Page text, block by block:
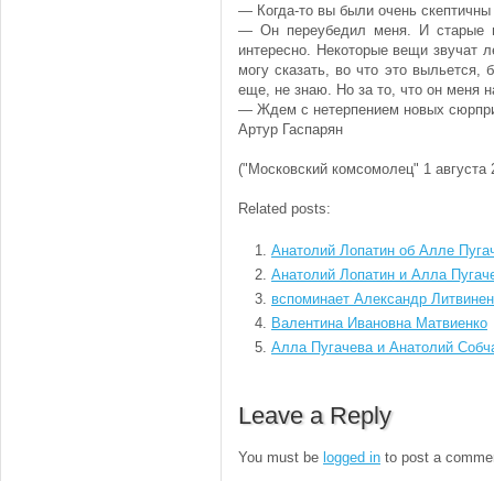
— Когда-то вы были очень
— Он переубедил меня. И старые
интересно. Некоторые вещи звучат
могу сказать, во что это выльется,
еще, не знаю. Но за то, что он меня
— Ждем с нетерпением новых
Артур Гаспарян
("Московский комсомолец" 1 августа
Related posts:
Анатолий Лопатин об Алле
Анатолий Лопатин и Алла
вспоминает Александр
Валентина Ивановна Матвиенко
Алла Пугачева и Анатолий
Leave a Reply
You must be logged in to post a